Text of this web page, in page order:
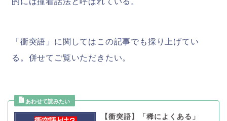
「衝突語」に関してはこの記事でも採り上げてい
る。併せてご覧いただきたい。
【衝突語】「稀によくある」